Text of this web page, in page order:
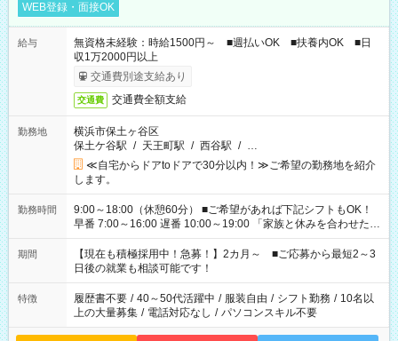
WEB登録・面接OK
給与
無資格未経験：時給1500円～ ■週払いOK ■扶養内OK ■日
収1万2000円以上
交通費別途支給あり
交通費 交通費全額支給
勤務地
横浜市保土ヶ谷区
保土ケ谷駅 / 天王町駅 / 西谷駅 / …
≪自宅からドアtoドアで30分以内！≫ご希望の勤務地を紹介
します。
勤務時間
9:00～18:00（休憩60分） ■ご希望があれば下記シフトもOK！
早番 7:00～16:00 遅番 10:00～19:00 「家族と休みを合わせた
い」 「余裕を持って夕飯の準備がしたい」 「できれば残業はし
たくない」 など、ご希望を教えてくださいね。 ※Wワーク希望
の方へ 今ご覧のお仕事で希望する勤務時間と、もう1つのお仕事
の勤務時間。 合計で週40時間を超える場合は応募できません。
期間
【現在も積極採用中！急募！】2カ月～ ■ご応募から最短2～3
日後の就業も相談可能です！
特徴 履歴書不要 / 40～50代活躍中 / 服装自由 / シフト勤務 / 10名以
上の大量募集 / 電話対応なし / パソコンスキル不要